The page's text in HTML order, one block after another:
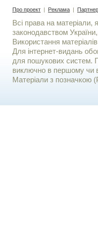
Про проект | Реклама |
Всі права на матеріали,
законодавством
Використання
Для iнтернет-видань
для пошукових систем.
виключно в першому чи
Матеріали з позначкою